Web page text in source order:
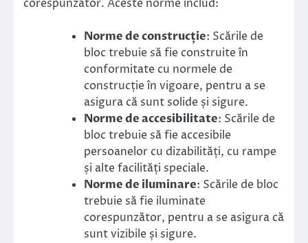
corespunzător. Aceste norme includ:
Norme de construcție: Scările de
bloc trebuie să fie construite în
conformitate cu normele de
construcție în vigoare, pentru a se
asigura că sunt solide și sigure.
Norme de accesibilitate: Scările de
bloc trebuie să fie accesibile
persoanelor cu dizabilități, cu rampe
și alte facilități speciale.
Norme de iluminare: Scările de bloc
trebuie să fie iluminate
corespunzător, pentru a se asigura că
sunt vizibile și sigure.